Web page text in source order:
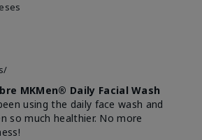
MKMen® Daily Facial Wash
using the daily face wash and
so much healthier. No more